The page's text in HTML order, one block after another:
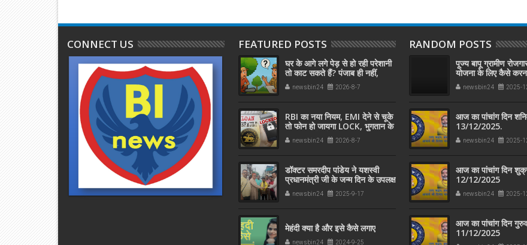
CONNECT US FEATURED POSTS
घर के आगे लगे पेड़ से हो रही परेशानी
तो काट सकते हैं? पंजाब ही नहीं,
दिल्‍ली-यूपी समेत पूरे देश का नियम
जान लें
newsbin24 2026-8-7
RBI का नया नियम, EMI देने से चूके
तो फोन हो जायगा LOCK, भुगतान के
बाद इतनी देर में होगा अनलॉक
newsbin24 2026-8-7
डॉक्टर समरदीप पांडेय ने यशस्वी
प्रधानमंत्री जी के जन्म दिन के उपलक्ष
में सफाई कर्मचारी को अंग वस्त्र
पहनाकर मोदी जी के स्वच्छता अभियान
newsbin24 2025-9-17
मेहंदी क्या है और इसे कैसे लगाए
newsbin24 2024-9-25
RANDOM POSTS
पूज्य बापू ग्रामीण
योजना के लिए कैसे
आवेदन, 125 दिन काम
मिलेंगे?
newsbin24 2025-
आज का पांचांग दिन
13/12/2025.
newsbin24 2025-
आज का पांचांग दिन
12/12/2025
newsbin24 2025-
आज का पांचांग दिन
11/12/2025